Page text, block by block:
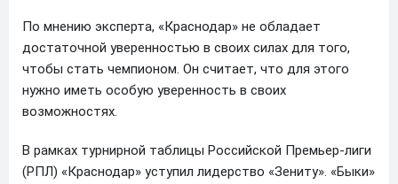
По мнению эксперта, «Краснодар» не обладает
достаточной уверенностью в своих силах для того,
чтобы стать чемпионом. Он считает, что для этого
нужно иметь особую уверенность в своих
возможностях.
В рамках турнирной таблицы Российской Премьер-лиги
(РПЛ) «Краснодар» уступил лидерство «Зениту». «Быки»